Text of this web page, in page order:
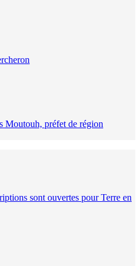
Moutouh, préfet de région
sont ouvertes pour Terre en